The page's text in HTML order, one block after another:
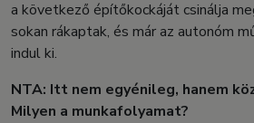
a következő építőkockáját csinálja
sokan rákaptak, és már az autonóm
indul ki.
NTA: Itt nem egyénileg, hanem
Milyen a munkafolyamat?